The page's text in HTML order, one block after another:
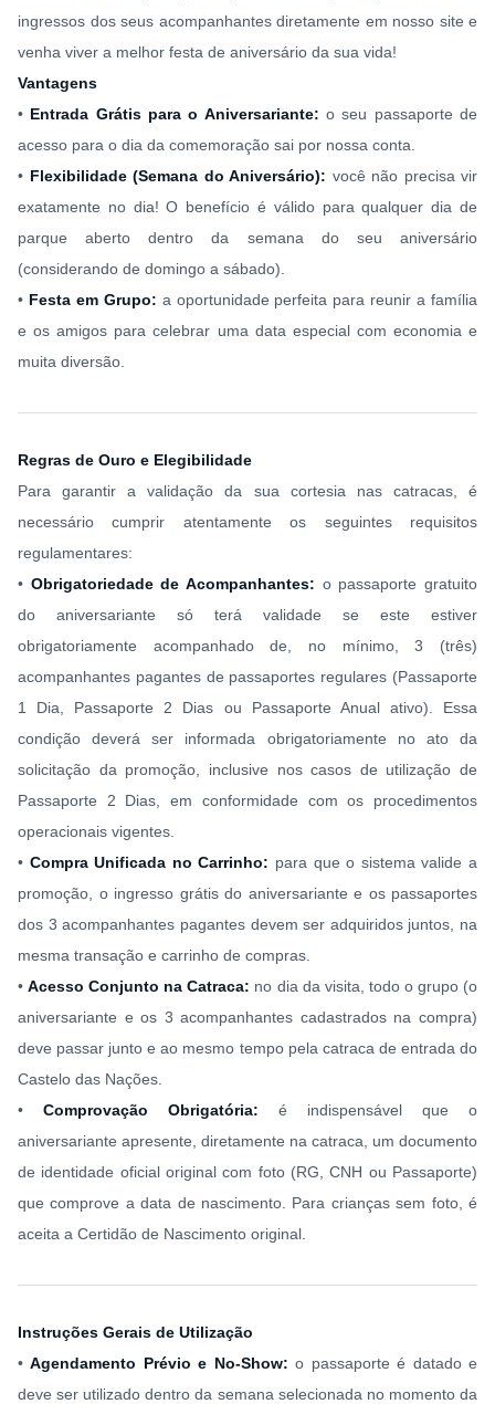
ingressos dos seus acompanhantes diretamente em nosso site e
venha viver a melhor festa de aniversário da sua vida!
Vantagens
• Entrada Grátis para o Aniversariante: o seu passaporte de
acesso para o dia da comemoração sai por nossa conta.
• Flexibilidade (Semana do Aniversário): você não precisa vir
exatamente no dia! O benefício é válido para qualquer dia de
parque aberto dentro da semana do seu aniversário
(considerando de domingo a sábado).
• Festa em Grupo: a oportunidade perfeita para reunir a família
e os amigos para celebrar uma data especial com economia e
muita diversão.
Regras de Ouro e Elegibilidade
Para garantir a validação da sua cortesia nas catracas, é
necessário cumprir atentamente os seguintes requisitos
regulamentares:
• Obrigatoriedade de Acompanhantes: o passaporte gratuito
do aniversariante só terá validade se este estiver
obrigatoriamente acompanhado de, no mínimo, 3 (três)
acompanhantes pagantes de passaportes regulares (Passaporte
1 Dia, Passaporte 2 Dias ou Passaporte Anual ativo). Essa
condição deverá ser informada obrigatoriamente no ato da
solicitação da promoção, inclusive nos casos de utilização de
Passaporte 2 Dias, em conformidade com os procedimentos
operacionais vigentes.
• Compra Unificada no Carrinho: para que o sistema valide a
promoção, o ingresso grátis do aniversariante e os passaportes
dos 3 acompanhantes pagantes devem ser adquiridos juntos, na
mesma transação e carrinho de compras.
•Acesso Conjunto na Catraca: no dia da visita, todo o grupo (o
aniversariante e os 3 acompanhantes cadastrados na compra)
deve passar junto e ao mesmo tempo pela catraca de entrada do
Castelo das Nações.
• Comprovação Obrigatória: é indispensável que o
aniversariante apresente, diretamente na catraca, um documento
de identidade oficial original com foto (RG, CNH ou Passaporte)
que comprove a data de nascimento. Para crianças sem foto, é
aceita a Certidão de Nascimento original.
Instruções Gerais de Utilização
•Agendamento Prévio e No-Show: o passaporte é datado e
deve ser utilizado dentro da semana selecionada no momento da